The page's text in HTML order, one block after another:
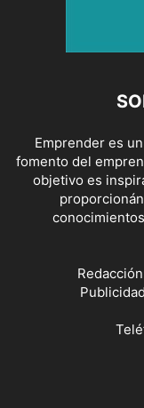
Emprender es
fomento del
objetivo es